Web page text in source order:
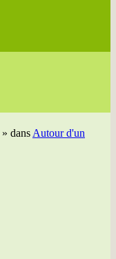
» dans Autour d'un